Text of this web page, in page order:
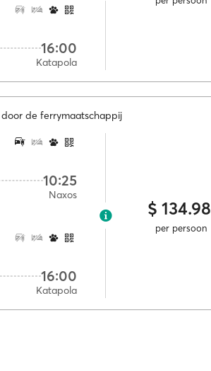
16:00
Katapola
de ferrymaatschappij
10:25
Naxos
16:00
Katapola
$ 134.98
per persoon